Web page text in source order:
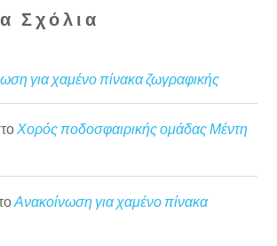
Σχόλια
για χαμένο πίνακα ζωγραφικής
Χορός ποδοσφαιρικής ομάδας Μέντη
Ανακοίνωση για χαμένο πίνακα